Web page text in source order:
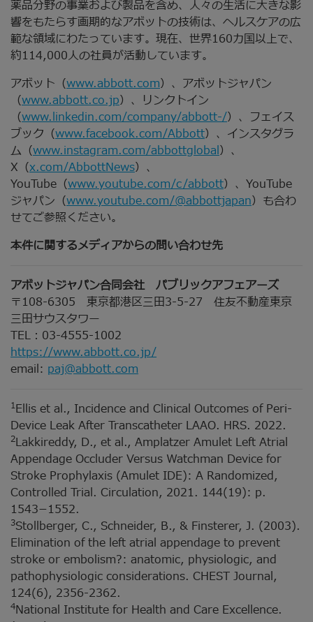
薬品分野の事業および製品を含め、人々の生活に大きな影
響をもたらす画期的なアボットの技術は、ヘルスケアの広
範な領域にわたっています。現在、世界160カ国以上で、
約114,000人の社員が活動しています。
アボット（www.abbott.com）、アボットジャパン
（www.abbott.co.jp）、リンクトイン
（www.linkedin.com/company/abbott-/）、フェイス
ブック（www.facebook.com/Abbott）、インスタグラ
ム（www.instagram.com/abbottglobal）、
X（x.com/AbbottNews）、
YouTube（www.youtube.com/c/abbott）、YouTube
ジャパン（www.youtube.com/@abbottjapan）も合わ
せてご参照ください。
本件に関するメディアからの問い合わせ先
アボットジャパン合同会社 パブリックアフェアーズ
〒108-6305 東京都港区三田3-5-27 住友不動産東京
三田サウスタワー
TEL：03-4555-1002
https://www.abbott.co.jp/
email: paj@abbott.com
1Ellis et al., Incidence and Clinical Outcomes of Peri-
Device Leak After Transcatheter LAAO. HRS. 2022.
2Lakkireddy, D., et al., Amplatzer Amulet Left Atrial
Appendage Occluder Versus Watchman Device for
Stroke Prophylaxis (Amulet IDE): A Randomized,
Controlled Trial. Circulation, 2021. 144(19): p.
1543−1552.
3Stollberger, C., Schneider, B., & Finsterer, J. (2003).
Elimination of the left atrial appendage to prevent
stroke or embolism?: anatomic, physiologic, and
pathophysiologic considerations. CHEST Journal,
124(6), 2356-2362.
4National Institute for Health and Care Excellence.